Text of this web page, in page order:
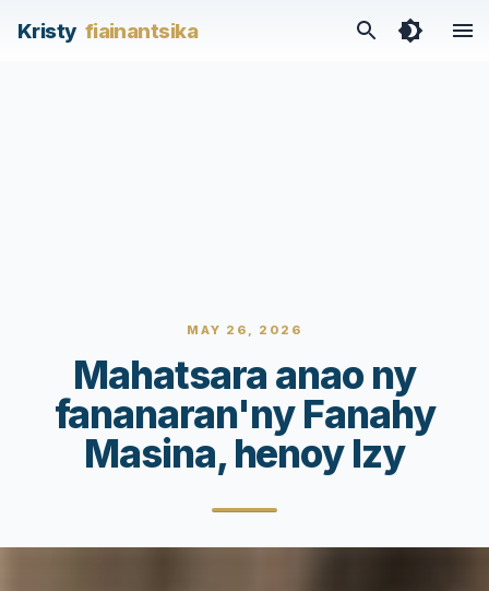
Kristy fiainantsika
MAY 26, 2026
Mahatsara anao ny
fananaran'ny Fanahy
Masina, henoy Izy